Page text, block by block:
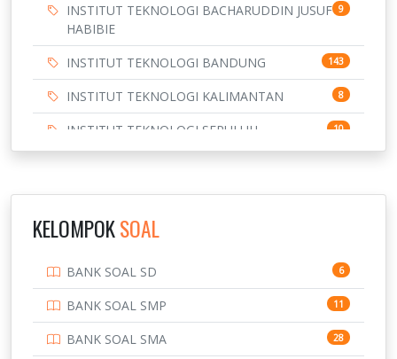
INSTITUT TEKNOLOGI BACHARUDDIN JUSUF
HABIBIE
9
INSTITUT TEKNOLOGI BANDUNG 143
INSTITUT TEKNOLOGI KALIMANTAN 8
INSTITUT TEKNOLOGI SEPULUH
NOVEMBER
10
3
169
7
KELOMPOKSOAL
BANK SOAL SD 6
BANK SOAL SMP 11
BANK SOAL SMA 28